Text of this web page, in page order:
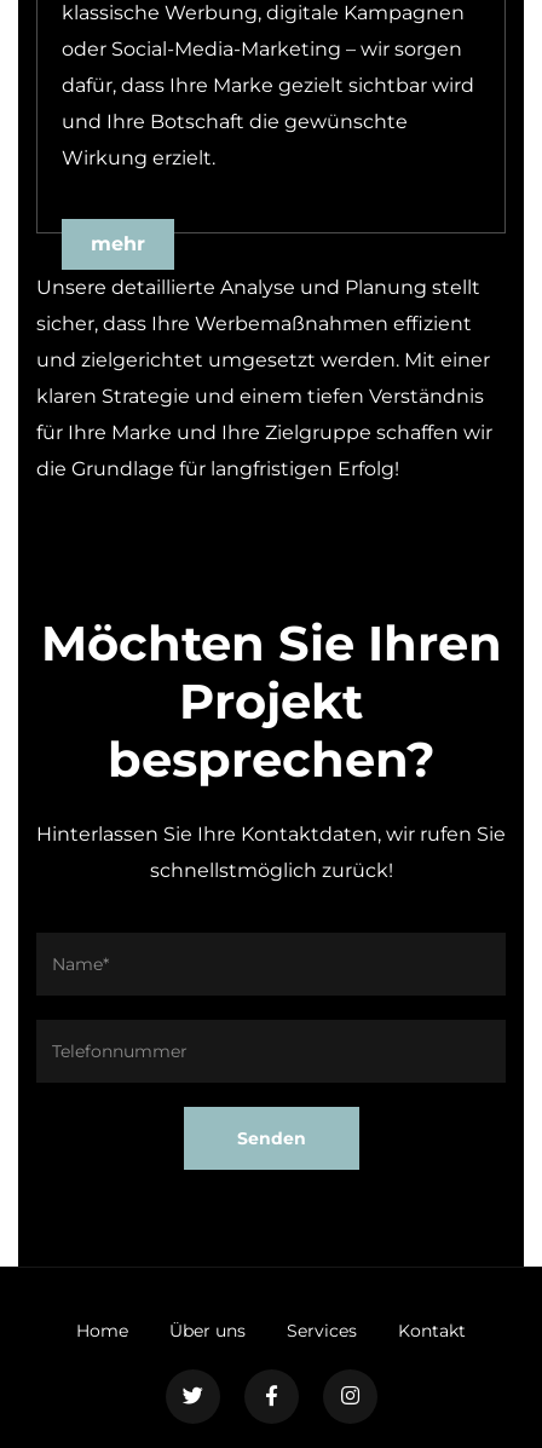
klassische Werbung, digitale Kampagnen
oder Social-Media-Marketing – wir sorgen
dafür, dass Ihre Marke gezielt sichtbar wird
und Ihre Botschaft die gewünschte
Wirkung erzielt.
mehr
Unsere detaillierte Analyse und Planung stellt
sicher, dass Ihre Werbemaßnahmen effizient
und zielgerichtet umgesetzt werden. Mit einer
klaren Strategie und einem tiefen Verständnis
für Ihre Marke und Ihre Zielgruppe schaffen wir
die Grundlage für langfristigen Erfolg!
Möchten Sie Ihren
Projekt
besprechen?
Hinterlassen Sie Ihre Kontaktdaten, wir rufen Sie
schnellstmöglich zurück!
Senden
Home Über uns Services Kontakt